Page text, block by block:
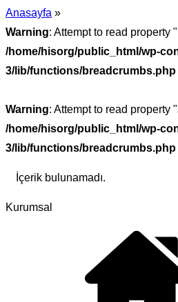
Anasayfa »
Warning: Attempt to read property
/home/hisorg/public_html/wp-
3/lib/functions/breadcrumbs.php
Warning: Attempt to read property
/home/hisorg/public_html/wp-
3/lib/functions/breadcrumbs.php
İçerik bulunamadı.
Kurumsal